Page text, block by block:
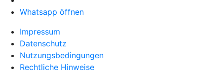
Whatsapp öffnen
Impressum
Datenschutz
Nutzungsbedingungen
Rechtliche Hinweise